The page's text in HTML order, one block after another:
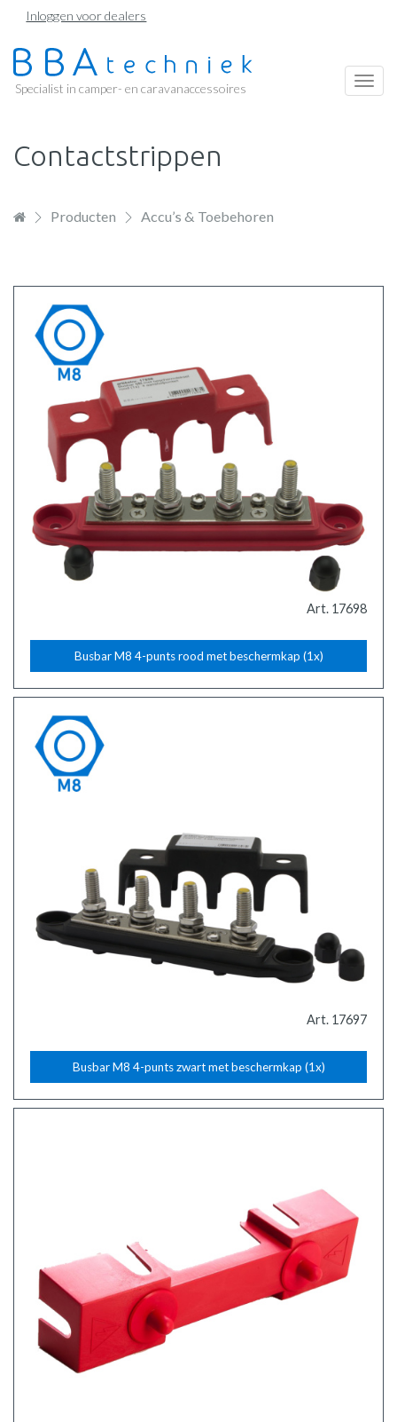
Overslaan
naar
de
Inloggen voor dealers
Specialist in camper- en caravanaccessoires
Contactstrippen
Producten Accu’s & Toebehoren
Art. 17698
Busbar M8 4-punts rood met beschermkap (1x)
Art. 17697
Busbar M8 4-punts zwart met beschermkap (1x)